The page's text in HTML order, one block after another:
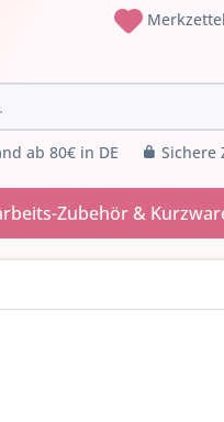
Merkzettel
ab 80€ in DE Sichere
Zubehör &